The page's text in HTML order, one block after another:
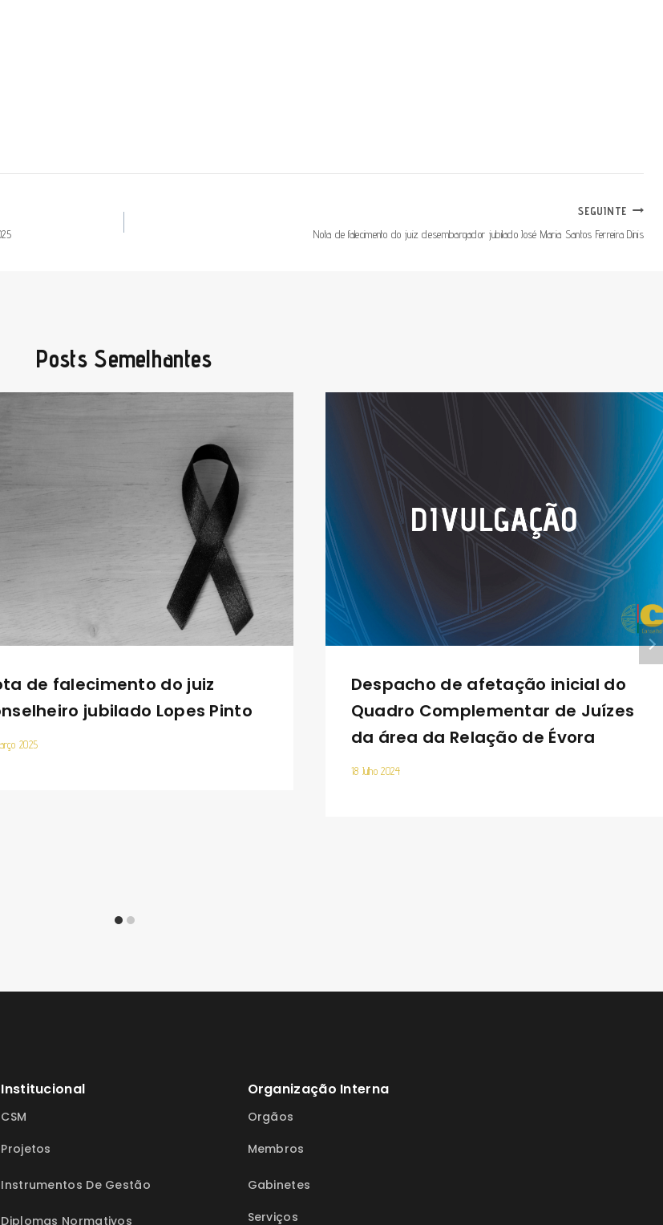
SEGUINTE
Nota de falecimento do juiz desembargador jubilado José Maria Santos Ferreira Dinis
Posts Semelhantes
de falecimento do juiz
jubilado Lopes Pinto
2025
Despacho de afetação inicial do
Quadro Complementar de Juízes
da área da Relação de Évora
18 Julho 2024
Institucional
CSM
Projetos
Instrumentos De Gestão
Diplomas Normativos
Organização Interna
Orgãos
Membros
Gabinetes
Serviços